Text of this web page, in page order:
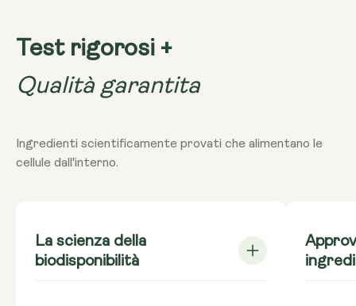
conseguenti effetti collaterali. Conservare sempre
conservarlo in frigorifero.
Test rigorosi +
Qualità garantita
Ingredienti scientificamente provati che alimentano le
cellule dall'interno.
La scienza della
biodisponibilità